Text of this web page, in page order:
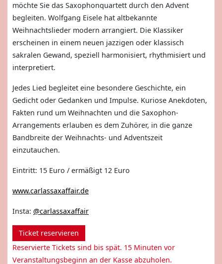
möchte Sie das Saxophonquartett durch den Advent
begleiten. Wolfgang Eisele hat altbekannte
Weihnachtslieder modern arrangiert. Die Klassiker
erscheinen in einem neuen jazzigen oder klassisch
sakralen Gewand, speziell harmonisiert, rhythmisiert und
interpretiert.
Jedes Lied begleitet eine besondere Geschichte, ein
Gedicht oder Gedanken und Impulse. Kuriose Anekdoten,
Fakten rund um Weihnachten und die Saxophon-
Arrangements erlauben es dem Zuhörer, in die ganze
Bandbreite der Weihnachts- und Adventszeit
einzutauchen.
Eintritt: 15 Euro / ermäßigt 12 Euro
www.carlassaxaffair.de
Insta: @carlassaxaffair
Ticket reservieren
Reservierte Tickets sind bis spät. 15 Minuten vor
Veranstaltungsbeginn an der Kasse abzuholen.